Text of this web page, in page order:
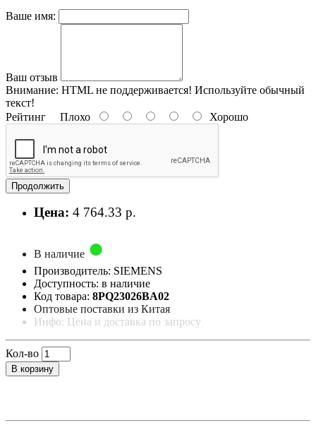
Ваше имя:
Ваш отзыв
Внимание: HTML не поддерживается! Используйте обычный
текст!
Рейтинг Плохо Хорошо
Продолжить
Цена: 4 764.33 р.
В наличие
Производитель: SIEMENS
Доступность: в наличие
Код товара: 8PQ23026BA02
Оптовые поставки из Китая
Инфо: Цена и доставка по запросу
Кол-во
В корзину